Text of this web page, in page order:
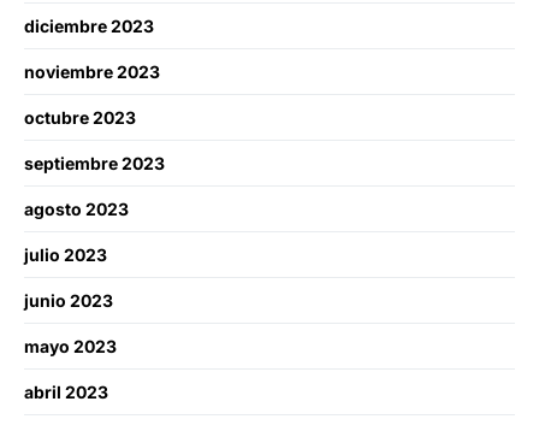
diciembre 2023
noviembre 2023
octubre 2023
septiembre 2023
agosto 2023
julio 2023
junio 2023
mayo 2023
abril 2023